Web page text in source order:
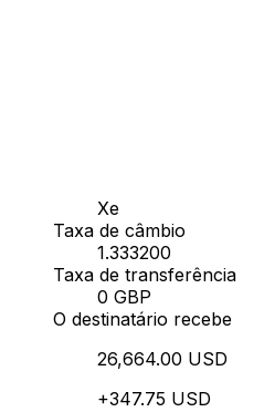
Xe
Taxa de câmbio
1.333200
Taxa de transferência
0 GBP
O destinatário recebe
26,664.00 USD
+347.75 USD